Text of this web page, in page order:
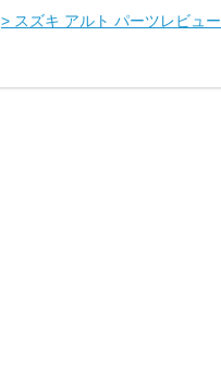
> スズキ アルト パーツレビュー